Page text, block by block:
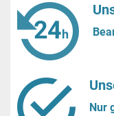
Nur